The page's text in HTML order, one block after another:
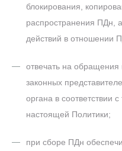
блокирования,
распространения ПДн,
действий в отношении
отвечать на
законных
органа в соответствии
настоящей Политики;
при сборе ПДн